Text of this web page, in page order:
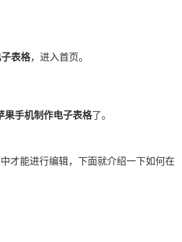
表格，进入首页。
果手机制作电子表格了。
才能进行编辑，下面就介绍一下如何在